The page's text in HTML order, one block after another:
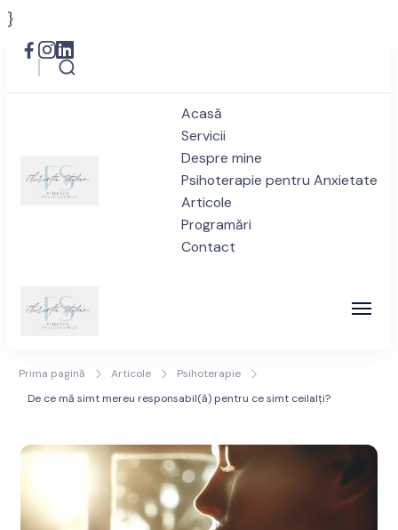
}
Psiholog anxietate București
Privește spre viitor cu încredere
Acasă
Servicii
Despre mine
Psihoterapie pentru Anxietate
Articole
Programări
Contact
| Florența Ștefan – Drumul
spre Bine
Privește spre viitor cu încredere
Prima pagină Articole
Psihoterapie
De ce mă simt mereu responsabil(ă) pentru ce simt ceilalți?